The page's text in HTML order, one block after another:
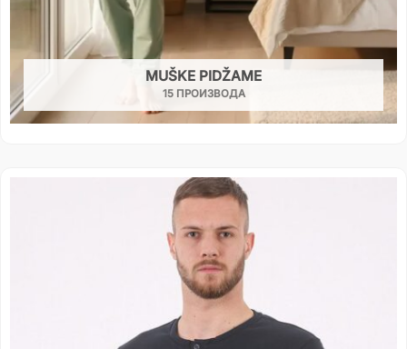
MUŠKE PIDŽAME
15 ПРОИЗВОДА